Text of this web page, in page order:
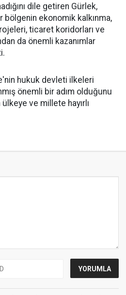
dile getiren Gürlek,
bölgenin ekonomik kalkınma,
ticaret koridorları ve
da önemli kazanımlar
hukuk devleti ilkeleri
önemli bir adım olduğunu
ve millete hayırlı